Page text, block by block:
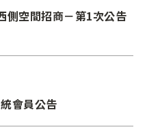
側空間招商－第1次公告
會員公告